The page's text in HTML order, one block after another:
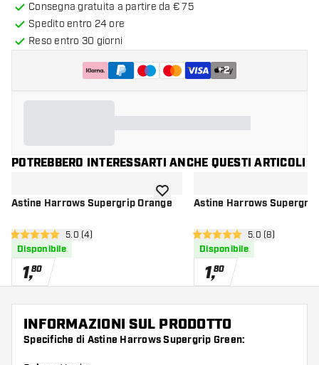
Consegna gratuita a partire da € 75
Spedito entro 24 ore
Reso entro 30 giorni
+2
POTREBBERO INTERESSARTI ANCHE QUESTI ARTICOLI
Astine Harrows Supergrip Orange
apri pannello recensioni
5 stelle di valutazione
5.0 (4)
Disponibile
1,80
aggiungi alla lista dei desideri
Astine Harrows Supergrip
apri pannello
5 stelle di valutazione
5.0 (8)
Disponibile
1,80
INFORMAZIONI SUL PRODOTTO
Specifiche di Astine Harrows Supergrip Green: